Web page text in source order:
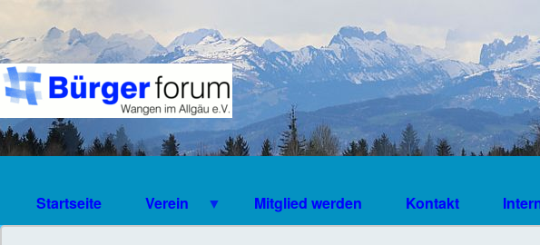
Suchformular
Suche
Startseite Verein Mitglied werden Kontakt